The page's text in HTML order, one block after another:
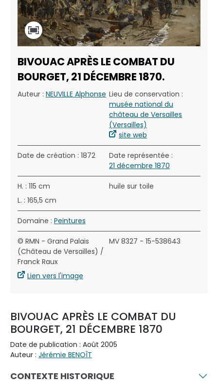
BIVOUAC APRÈS LE COMBAT DU
BOURGET, 21 DÉCEMBRE 1870.
Auteur : NEUVILLE Alphonse Lieu de conservation :
musée national du
château de Versailles
(Versailles)
site web
Date de création : 1872
Date représentée :
21 décembre 1870
H. : 115 cm
L. : 165,5 cm
huile sur toile
Domaine : Peintures
© RMN - Grand Palais
(Château de Versailles) /
Franck Raux
Lien vers l'image
MV 8327 - 15-538643
BIVOUAC APRÈS LE COMBAT DU
BOURGET, 21 DÉCEMBRE 1870
Date de publication : Août 2005
Auteur : Jérémie BENOÎT
CONTEXTE HISTORIQUE